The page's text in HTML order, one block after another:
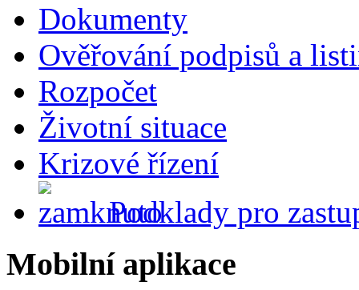
Dokumenty
Ověřování podpisů a
Rozpočet
Životní situace
Krizové řízení
Podklady pro
Mobilní aplikace